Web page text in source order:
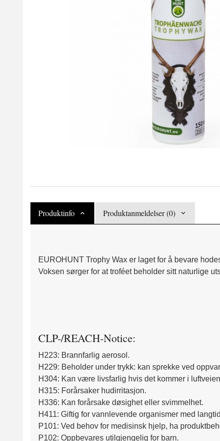
Produktinfo Produktanmeldelser (0)
EUROHUNT Trophy Wax er laget for å bevare
Voksen sørger for at troféet beholder sitt naturlige
CLP-/REACH-Notice:
H223: Brannfarlig aerosol.
H229: Beholder under trykk: kan sprekke ved
H304: Kan være livsfarlig hvis det kommer i
H315: Forårsaker hudirritasjon.
H336: Kan forårsake døsighet eller svimmelhet.
H411: Giftig for vannlevende organismer med
P101: Ved behov for medisinsk hjelp, ha
P102: Oppbevares utilgjengelig for barn.